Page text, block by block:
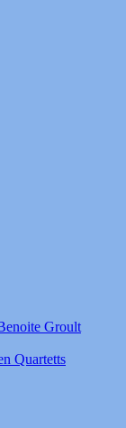
Groult
Quartetts